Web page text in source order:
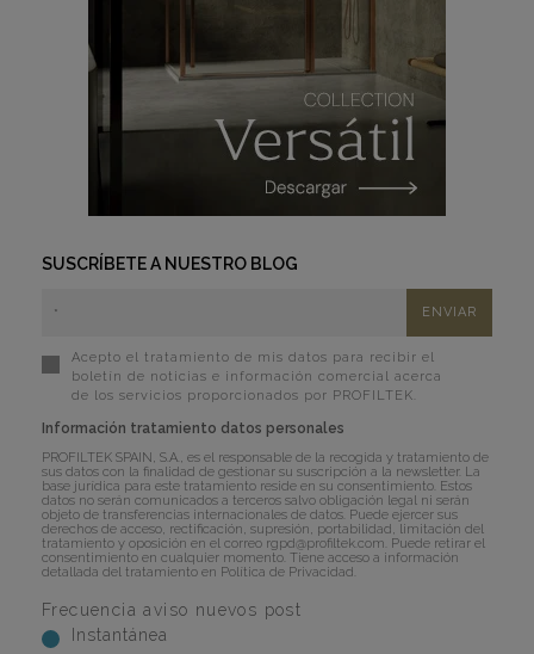
SUSCRÍBETE A NUESTRO BLOG
Acepto el tratamiento de mis datos para recibir el
boletín de noticias e información comercial acerca
de los servicios proporcionados por PROFILTEK.
Información tratamiento datos personales
PROFILTEK SPAIN, S.A., es el responsable de la recogida y tratamiento de
sus datos con la finalidad de gestionar su suscripción a la newsletter. La
base jurídica para este tratamiento reside en su consentimiento. Estos
datos no serán comunicados a terceros salvo obligación legal ni serán
objeto de transferencias internacionales de datos. Puede ejercer sus
derechos de acceso, rectificación, supresión, portabilidad, limitación del
tratamiento y oposición en el correo rgpd@profiltek.com . Puede retirar el
consentimiento en cualquier momento. Tiene acceso a información
detallada del tratamiento en Política de Privacidad
Frecuencia aviso nuevos post
Instantánea